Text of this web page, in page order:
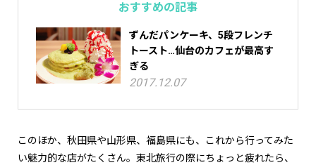
おすすめの記事
ずんだパンケーキ、5段フレンチ
トースト…仙台のカフェが最高す
ぎる
2017.12.07
このほか、秋田県や山形県、福島県にも、これから行ってみた
い魅力的な店がたくさん。東北旅行の際にちょっと疲れたら、